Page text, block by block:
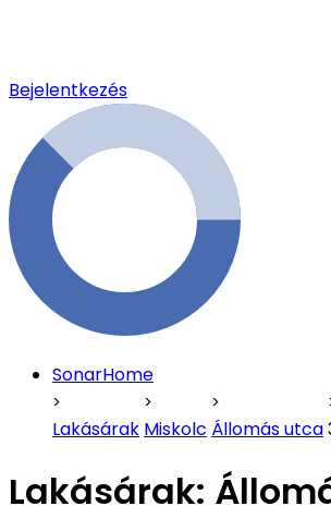
Bejelentkezés
SonarHome
Lakásárak Miskolc Állomás utca
Lakásárak: